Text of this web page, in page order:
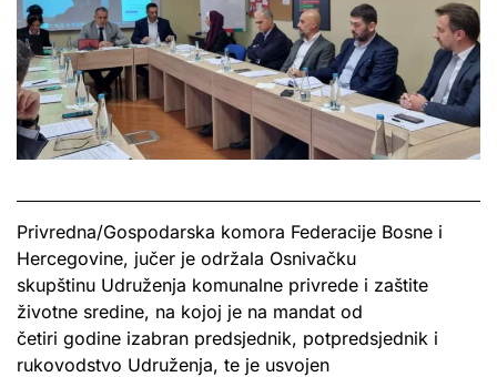
Privredna/Gospodarska komora Federacije Bosne i
Hercegovine, jučer je održala Osnivačku
skupštinu Udruženja komunalne privrede i zaštite
životne sredine, na kojoj je na mandat od
četiri godine izabran predsjednik, potpredsjednik i
rukovodstvo Udruženja, te je usvojen